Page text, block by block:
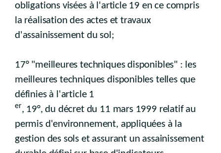
obligations visées à l'article 19 en ce compris
la réalisation des actes et travaux
d'assainissement du sol;
17° "meilleures techniques disponibles" : les
meilleures techniques disponibles telles que
définies à l'article 1
er, 19°, du décret du 11 mars 1999 relatif au
permis d'environnement, appliquées à la
gestion des sols et assurant un assainissement